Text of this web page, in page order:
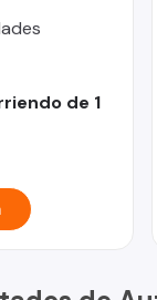
de 1